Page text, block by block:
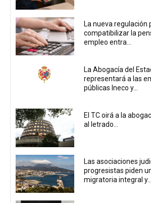
La nueva regulación
compatibilizar la
empleo entra...
La Abogacía del
representará a las
públicas Ineco y...
El TC oirá a la
al letrado...
Las asociaciones
progresistas piden
migratoria integral y...